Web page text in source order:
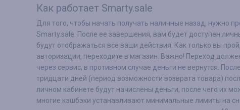
Как работает Smarty.sale
Для того, чтобы начать получать наличные назад, нужно
Smarty.sale. После ее завершения, вам будет доступен
будут отображаться все ваши действия. Как только вы
авторизации, переходите в магазин. Важно! Переход
через сервис, в противном случае деньги не вернутся.
тридцати дней (период возможности возврата товара)
личном кабинете будут начислены деньги, после чего их
многие кэшбэки устанавливают минимальные лимиты на